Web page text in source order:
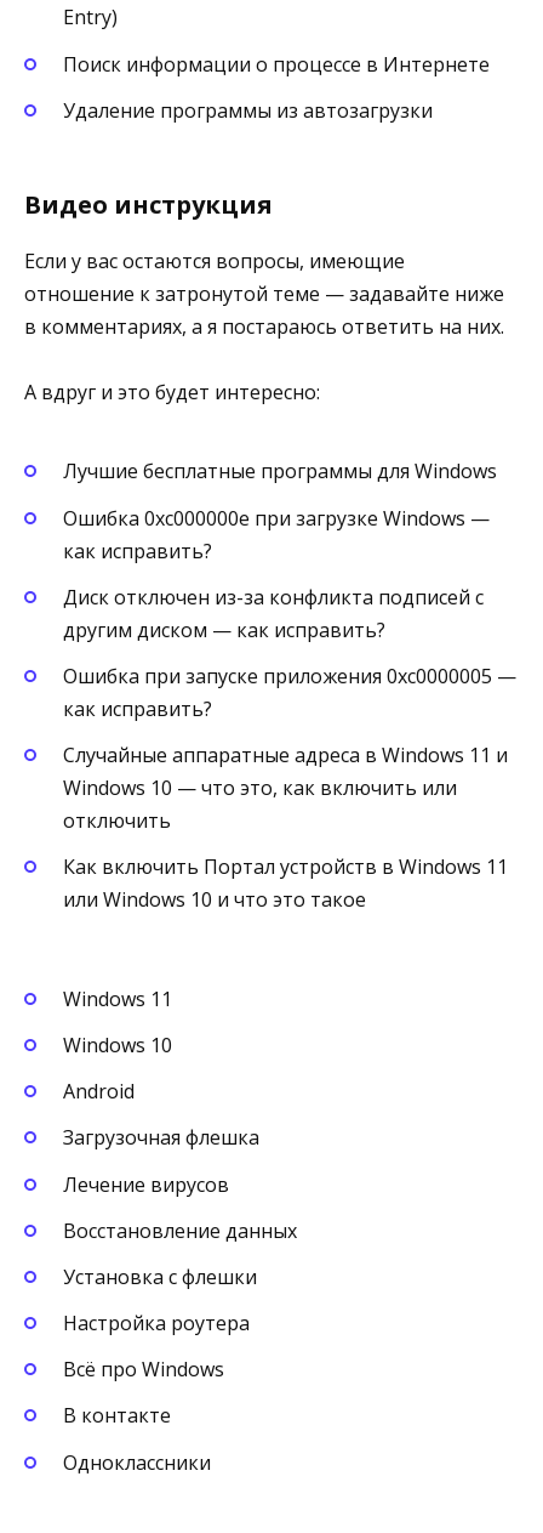
Entry)
Поиск информации о процессе в Интернете
Удаление программы из автозагрузки
Видео инструкция
Если у вас остаются вопросы, имеющие
отношение к затронутой теме — задавайте ниже
в комментариях, а я постараюсь ответить на них.
А вдруг и это будет интересно:
Лучшие бесплатные программы для Windows
Ошибка 0xc000000e при загрузке Windows —
как исправить?
Диск отключен из-за конфликта подписей с
другим диском — как исправить?
Ошибка при запуске приложения 0xc0000005 —
как исправить?
Случайные аппаратные адреса в Windows 11 и
Windows 10 — что это, как включить или
отключить
Как включить Портал устройств в Windows 11
или Windows 10 и что это такое
Windows 11
Windows 10
Android
Загрузочная флешка
Лечение вирусов
Восстановление данных
Установка с флешки
Настройка роутера
Всё про Windows
В контакте
Одноклассники